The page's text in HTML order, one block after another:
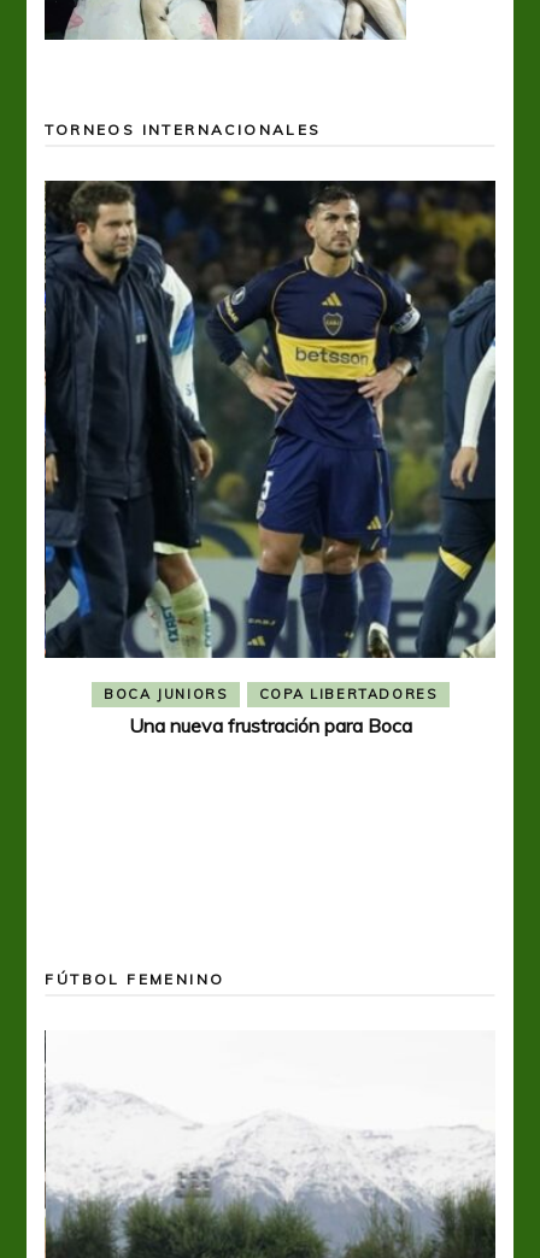
TORNEOS INTERNACIONALES
BOCA JUNIORS COPA LIBERTADORES
Una nueva frustración para Boca
FÚTBOL FEMENINO